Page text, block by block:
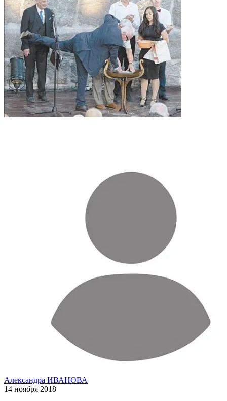
Александра ИВАНОВА
14 ноября 2018